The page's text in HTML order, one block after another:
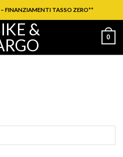
FINANZIAMENTI TASSO ZERO**
0